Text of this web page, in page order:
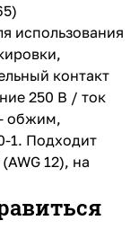
использования
контакт
250 В / ток
обжим,
1. Подходит
12), на